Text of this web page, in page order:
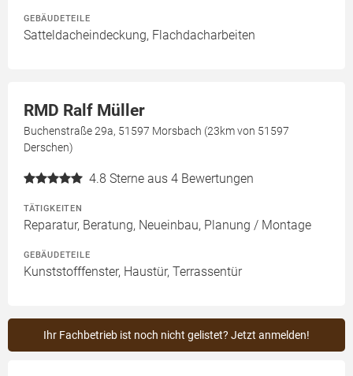
GEBÄUDETEILE
Satteldacheindeckung, Flachdacharbeiten
RMD Ralf Müller
Buchenstraße 29a, 51597 Morsbach (23km von 51597
Derschen)
4.8 Sterne aus 4 Bewertungen
TÄTIGKEITEN
Reparatur, Beratung, Neueinbau, Planung / Montage
GEBÄUDETEILE
Kunststofffenster, Haustür, Terrassentür
Ihr Fachbetrieb ist noch nicht gelistet? Jetzt anmelden!